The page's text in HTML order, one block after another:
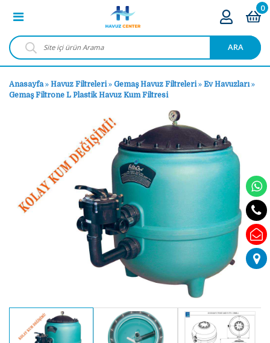
ARA
0
Anasayfa» Havuz Filtreleri» Gemaş Havuz Filtreleri» Ev Havuzları»
Gemaş Filtrone L Plastik Havuz Kum Filtresi